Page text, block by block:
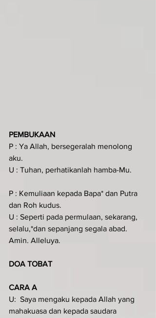
PEMBUKAAN
P : Ya Allah, bersegeralah menolong
aku.
U : Tuhan, perhatikanlah hamba-Mu.
P : Kemuliaan kepada Bapa* dan Putra
dan Roh kudus.
U : Seperti pada permulaan, sekarang,
selalu,*dan sepanjang segala abad.
Amin. Alleluya.
DOA TOBAT
CARA A
U:  Saya mengaku kepada Allah yang
mahakuasa dan kepada saudara